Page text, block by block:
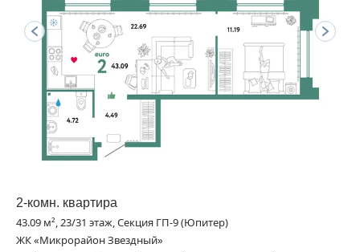
2-комн. квартира
43.09 м², 23/31 этаж, Секция ГП-9 (Юпитер)
ЖК «Микрорайон Звездный»